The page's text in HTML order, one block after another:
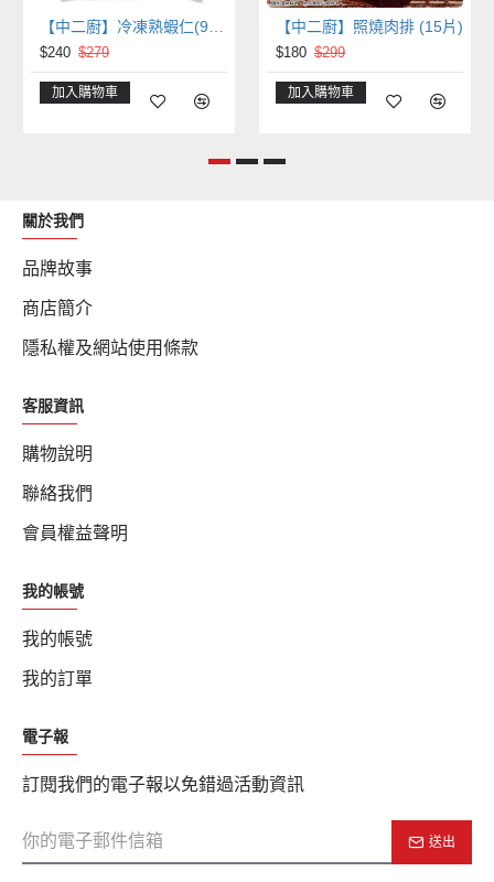
$240 $279
加入購物車
【中二廚】照燒肉排 (15片)
$180 $299
加入購物車
關於我們
品牌故事
商店簡介
隱私權及網站使用條款
客服資訊
購物說明
聯絡我們
會員權益聲明
我的帳號
我的帳號
我的訂單
電子報
訂閱我們的電子報以免錯過活動資訊
送出